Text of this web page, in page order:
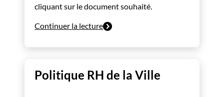
cliquant sur le document souhaité.
Continuer la lecture
Politique RH de la Ville